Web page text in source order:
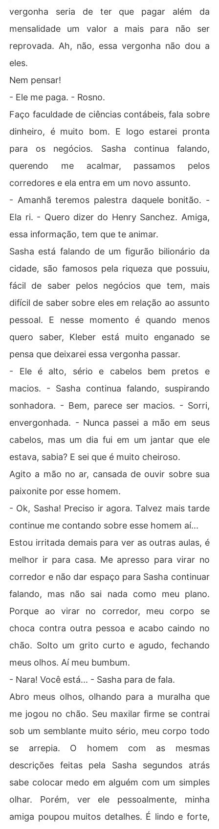
vergonha seria de ter que pagar além da
mensalidade um valor a mais para não ser
reprovada. Ah, não, essa vergonha não dou a
eles.
Nem pensar!
- Ele me paga. - Rosno.
Faço faculdade de ciências contábeis, fala sobre
dinheiro, é muito bom. E logo estarei pronta
para os negócios. Sasha continua falando,
querendo me acalmar, passamos pelos
corredores e ela entra em um novo assunto.
- Amanhã teremos palestra daquele bonitão. -
Ela ri. - Quero dizer do Henry Sanchez. Amiga,
essa informação, tem que te animar.
Sasha está falando de um figurão bilionário da
cidade, são famosos pela riqueza que possuiu,
fácil de saber pelos negócios que tem, mais
difícil de saber sobre eles em relação ao assunto
pessoal. E nesse momento é quando menos
quero saber, Kleber está muito enganado se
pensa que deixarei essa vergonha passar.
- Ele é alto, sério e cabelos bem pretos e
macios. - Sasha continua falando, suspirando
sonhadora. - Bem, parece ser macios. - Sorri,
envergonhada. - Nunca passei a mão em seus
cabelos, mas um dia fui em um jantar que ele
estava, sabia? E sei que é muito cheiroso.
Agito a mão no ar, cansada de ouvir sobre sua
paixonite por esse homem.
- Ok, Sasha! Preciso ir agora. Talvez mais tarde
continue me contando sobre esse homem aí...
Estou irritada demais para ver as outras aulas, é
melhor ir para casa. Me apresso para virar no
corredor e não dar espaço para Sasha continuar
falando, mas não sai nada como meu plano.
Porque ao virar no corredor, meu corpo se
choca contra outra pessoa e acabo caindo no
chão. Solto um grito curto e agudo, fechando
meus olhos. Aí meu bumbum.
- Nara! Você está... - Sasha para de fala.
Abro meus olhos, olhando para a muralha que
me jogou no chão. Seu maxilar firme se contrai
sob um semblante muito sério, meu corpo todo
se arrepia. O homem com as mesmas
descrições feitas pela Sasha segundos atrás
sabe colocar medo em alguém com um simples
olhar. Porém, ver ele pessoalmente, minha
amiga poupou muitos detalhes. É lindo e forte,